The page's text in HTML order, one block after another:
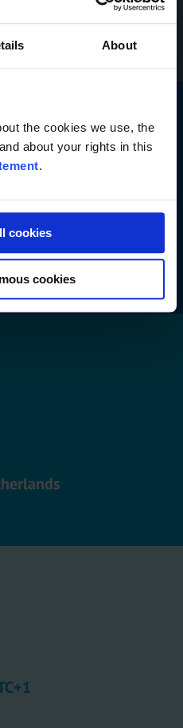
About
the cookies we use, the
about your rights in this
.
cookies
cookies